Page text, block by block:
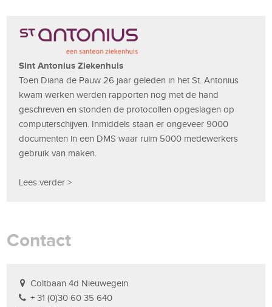
Sint Antonius Ziekenhuis
Toen Diana de Pauw 26 jaar geleden in het St. Antonius
kwam werken werden rapporten nog met de hand
geschreven en stonden de protocollen opgeslagen op
computerschijven. Inmiddels staan er ongeveer 9000
documenten in een DMS waar ruim 5000 medewerkers
gebruik van maken.
Lees verder >
Contact
Coltbaan 4d Nieuwegein
+ 31 (0)30 60 35 640